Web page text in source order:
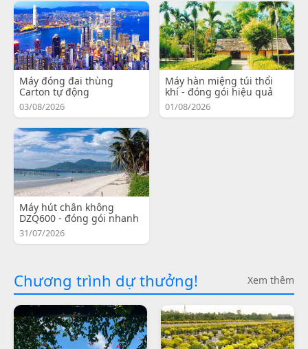
Máy đóng đai thùng
Carton tự động
03/08/2026
Máy hàn miệng túi thổi
khí - đóng gói hiệu quả
01/08/2026
Máy hút chân không
DZQ600 - đóng gói nhanh
31/07/2026
Chương trình dự thưởng! Xem thêm